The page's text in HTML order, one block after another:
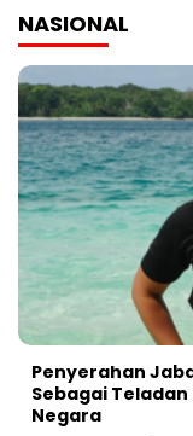
NASIONAL
Penyerahan
Sebagai
Negara